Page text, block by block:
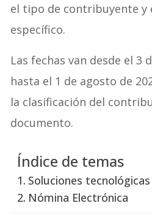
el tipo de contribuyente y
específico.
Las fechas van desde el 3
hasta el 1 de agosto de
la clasificación del
documento.
Índice de temas
Soluciones
Nómina Electrónica